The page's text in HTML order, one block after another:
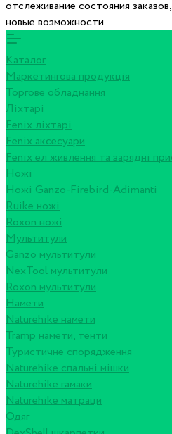
отслеживание состояния
новые возможности
Каталог
Маркетингова продукція
Торгове обладнання
Ліхтарі
Fenix ліхтарі
Fenix аксесуари
Fenix ел живлення та зарядні
Ножі
Ножі Ganzo-Firebird-Adimanti
Ruike ножі
Roxon ножi
Мультитули
Ganzo мультитули
NexTool мультитули
Roxon мультитули
Намети
Naturehike намети
Tramp намети, тенти
Туристичне спорядження
Naturehike спальні мішки
Naturehike гамаки
Naturehike матраци
Одяг